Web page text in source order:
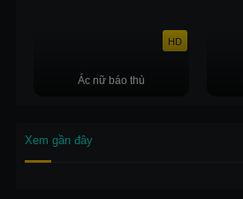
HD
Ác nữ báo thù
Xem gần đây